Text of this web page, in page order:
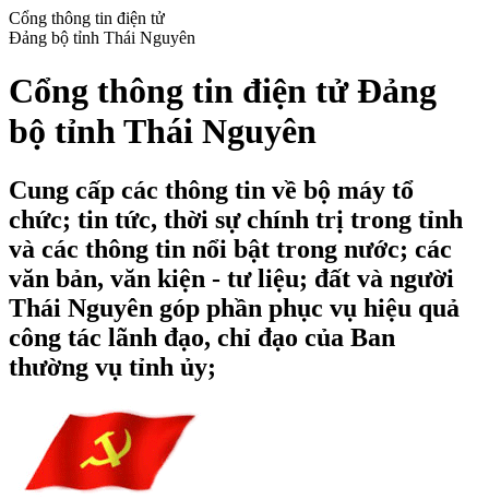
Cổng thông tin điện tử
Đảng bộ tỉnh Thái Nguyên
Cổng thông tin điện tử Đảng
bộ tỉnh Thái Nguyên
Cung cấp các thông tin về bộ máy tổ
chức; tin tức, thời sự chính trị trong tỉnh
và các thông tin nổi bật trong nước; các
văn bản, văn kiện - tư liệu; đất và người
Thái Nguyên góp phần phục vụ hiệu quả
công tác lãnh đạo, chỉ đạo của Ban
thường vụ tỉnh ủy;